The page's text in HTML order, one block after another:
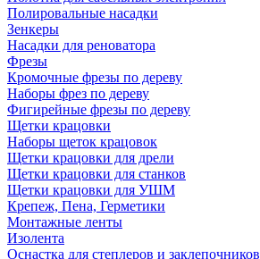
Полировальные насадки
Зенкеры
Насадки для реноватора
Фрезы
Кромочные фрезы по дереву
Наборы фрез по дереву
Фигирейные фрезы по дереву
Щетки крацовки
Наборы щеток крацовок
Щетки крацовки для дрели
Щетки крацовки для станков
Щетки крацовки для УШМ
Крепеж, Пена, Герметики
Монтажные ленты
Изолента
Оснастка для степлеров и заклепочников